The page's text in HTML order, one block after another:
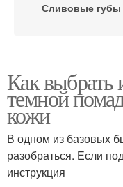
Сливовые губы
Клюквенные
Пурпурные губы
Как выбрать
темной
кожи
В одном из базовых
разобраться. Если
инструкция